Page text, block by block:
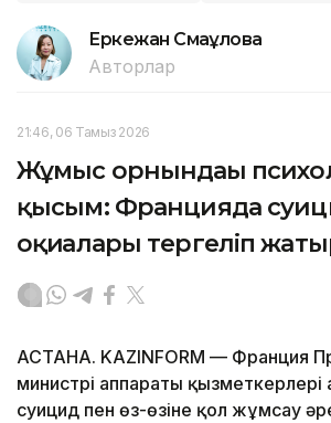
Еркежан Смағұлова
Авторлар
21:46, 06 Тамыз 2026
Жұмыс орнындағы
қысым: Францияда
оқиғалары тергеліп
АСТАНА. KAZINFORM — Франция
министрі аппараты қызметкерлері
суицид пен өз-өзіне қол жұмсау